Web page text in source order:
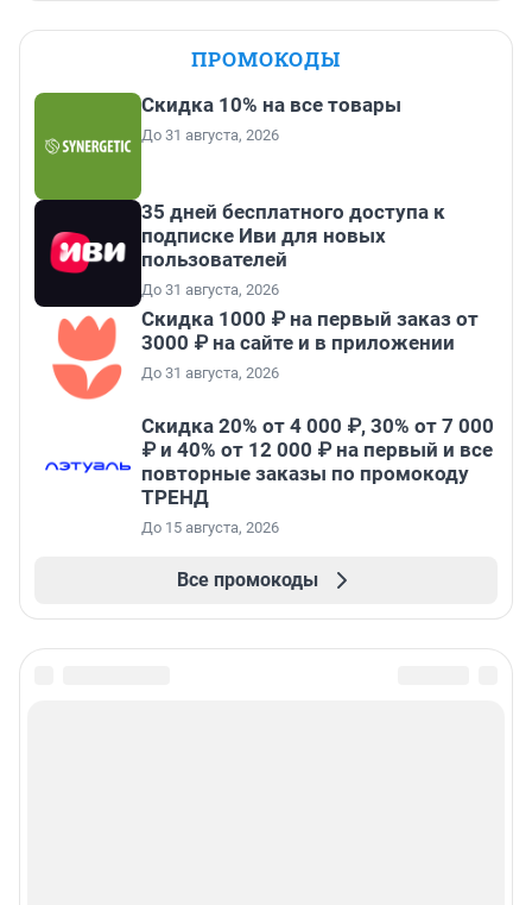
ПРОМОКОДЫ
Скидка 10% на все товары
До 31 августа, 2026
35 дней бесплатного доступа к
подписке Иви для новых
пользователей
До 31 августа, 2026
Скидка 1000 ₽ на первый заказ от
3000 ₽ на сайте и в приложении
До 31 августа, 2026
Скидка 20% от 4 000 ₽, 30% от 7 000
₽ и 40% от 12 000 ₽ на первый и все
повторные заказы по промокоду
ТРЕНД
До 15 августа, 2026
Все промокоды